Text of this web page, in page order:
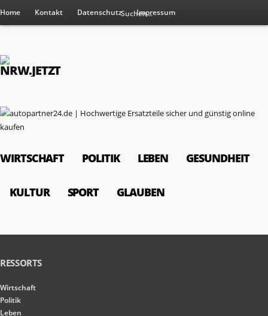
Home Kontakt Datenschutz Impressum
WIRTSCHAFT POLITIK LEBEN GESUNDHEIT
KULTUR SPORT GLAUBEN
RESSORTS
Wirtschaft
Politik
Leben